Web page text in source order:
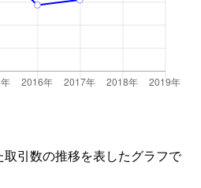
引数の推移を表したグラフで